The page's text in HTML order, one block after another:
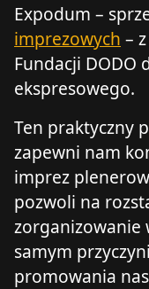
Expodum –
imprezowych –
Fundacji DODO
ekspresowego.
Ten praktyczny
zapewni nam
imprez
pozwoli na
zorganizowanie
samym
promowania